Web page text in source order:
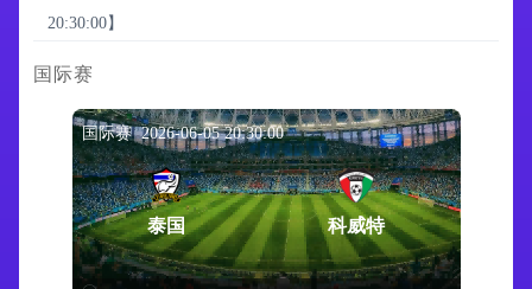
20:30:00】
国际赛
国际赛 2026-06-05 20:30:00
泰国 科威特